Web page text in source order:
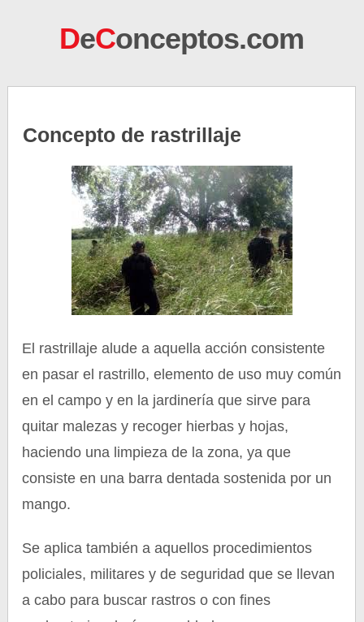
DeConceptos.com
Concepto de rastrillaje
El rastrillaje alude a aquella acción consistente
en pasar el rastrillo, elemento de uso muy común
en el campo y en la jardinería que sirve para
quitar malezas y recoger hierbas y hojas,
haciendo una limpieza de la zona, ya que
consiste en una barra dentada sostenida por un
mango.
Se aplica también a aquellos procedimientos
policiales, militares y de seguridad que se llevan
a cabo para buscar rastros o con fines